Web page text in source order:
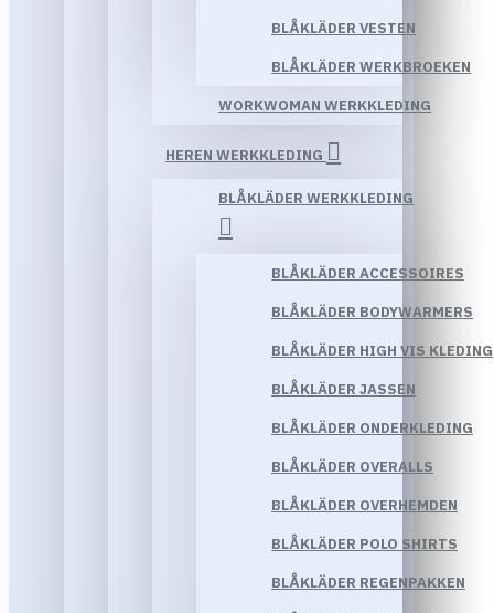
BLÅKLÄDER VESTEN
BLÅKLÄDER WERKBROEKEN
WORKWOMAN WERKKLEDING
HEREN WERKKLEDING
BLÅKLÄDER WERKKLEDING
BLÅKLÄDER ACCESSOIRES
BLÅKLÄDER BODYWARMERS
BLÅKLÄDER HIGH VIS KLEDING
BLÅKLÄDER JASSEN
BLÅKLÄDER ONDERKLEDING
BLÅKLÄDER OVERALLS
BLÅKLÄDER OVERHEMDEN
BLÅKLÄDER POLO SHIRTS
BLÅKLÄDER REGENPAKKEN